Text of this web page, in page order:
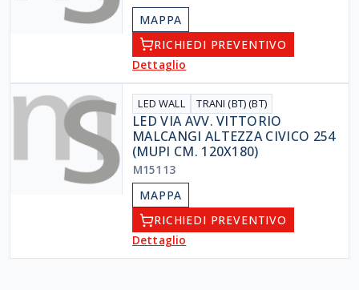
MAPPA
RICHIEDI PREVENTIVO
Dettaglio
LED WALL TRANI (BT) (BT)
LED VIA AVV. VITTORIO
MALCANGI ALTEZZA CIVICO 254
(MUPI CM. 120X180)
M15113
MAPPA
RICHIEDI PREVENTIVO
Dettaglio